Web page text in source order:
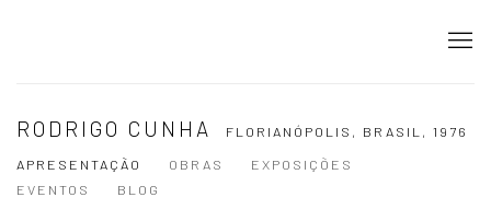
RODRIGO CUNHA FLORIANÓPOLIS, BRASIL, 1976
APRESENTAÇÃO
OBRAS
EXPOSIÇÕES
EVENTOS
BLOG